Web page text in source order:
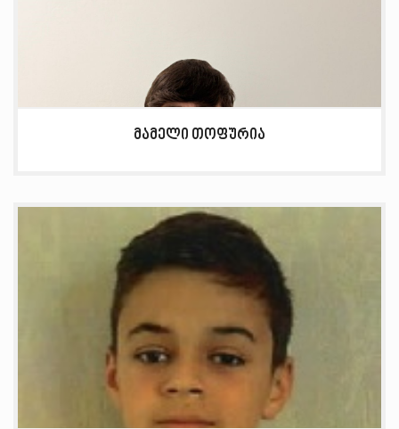
მამელი თოფურია